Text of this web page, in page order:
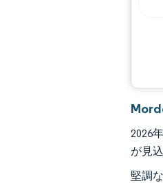
2026
が見
堅調